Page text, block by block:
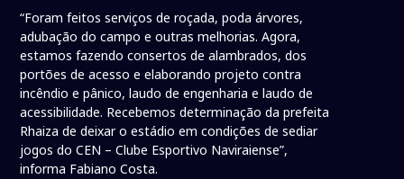
“Foram feitos serviços de roçada, poda árvores,
adubação do campo e outras melhorias. Agora,
estamos fazendo consertos de alambrados, dos
portões de acesso e elaborando projeto contra
incêndio e pânico, laudo de engenharia e laudo de
acessibilidade. Recebemos determinação da prefeita
Rhaiza de deixar o estádio em condições de sediar
jogos do CEN – Clube Esportivo Naviraiense”,
informa Fabiano Costa.